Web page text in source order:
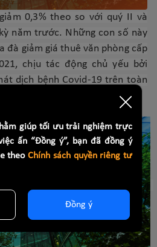
0,3% theo so với quý II và
năm trước. Những con số này
đà giảm giá thuê văn phòng cấp
chịu tác động chủ yếu bởi
dịch bệnh Covid-19 trên toàn
giúp tối ưu trải nghiệm trực
ấn “Đồng ý”, bạn đã đồng ý
theoChính sách quyền riêng tư
Đồng ý